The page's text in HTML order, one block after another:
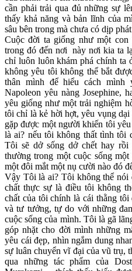
cần phải trải qua đủ những sự
thấy khả năng và bản lĩnh của
sâu bên trong mà chưa có dịp
Cuộc đời ta giống như một con
trong đó đến nơi này nơi kia ta
chỉ luôn luôn khám phá chính ta
không yêu tôi không thể bắt
thân mình để hiểu cách mình
Napoleon yêu nàng Josephine,
yêu giống như một trải nghiệm
tôi chỉ là kẻ hời hợt, yêu vụng
gặp được một người khiến tôi
là ai? nếu tôi không thất tình tôi
Tôi sẽ dở sống dở chết hay
thường trong một cuộc sống
một đôi mắt một nụ cười nào đó
Vậy Tôi là ai? Tôi không thể nói
chất thực sự là điều tôi không
chất của tôi chính là cái thằng
và tư tưởng, tự do với những
cuộc sống của mình. Tôi là gã
góp nhặt cho đời mình những
yêu cái đẹp, nhìn ngắm dung
sự luân chuyển vĩ đại của vũ trụ,
qua những tác phẩm của